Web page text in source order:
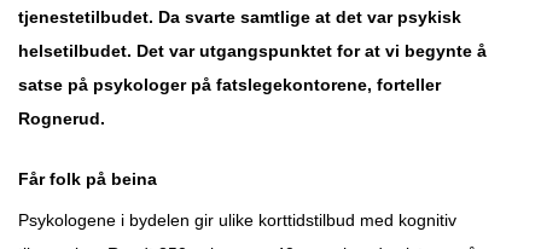
tjenestetilbudet. Da svarte samtlige at det var psykisk
helsetilbudet. Det var utgangspunktet for at vi begynte å
satse på psykologer på fatslegekontorene, forteller
Rognerud.
Får folk på beina
Psykologene i bydelen gir ulike korttidstilbud med kognitiv